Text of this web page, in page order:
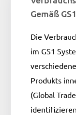
Gemäß GS1
Die
im GS1
Produkts
(Global
identifizieren